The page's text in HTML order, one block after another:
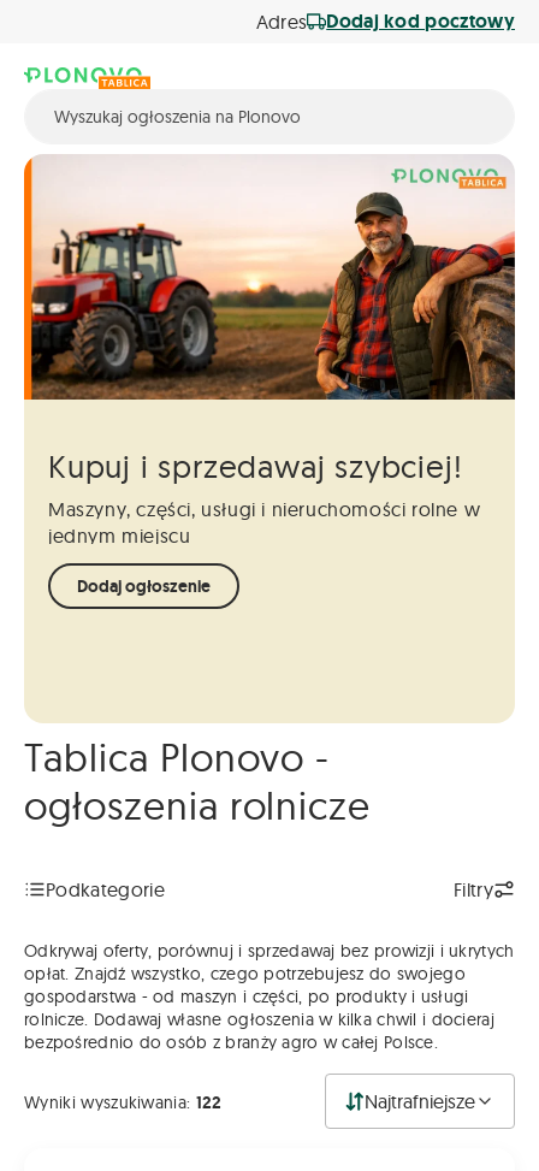
Adres Dodaj kod pocztowy
Kupuj i sprzedawaj szybciej!
Maszyny, części, usługi i nieruchomości rolne w
jednym miejscu
Dodaj ogłoszenie
Tablica Plonovo -
ogłoszenia rolnicze
Podkategorie Filtry
Odkrywaj oferty, porównuj i sprzedawaj bez prowizji i ukrytych
opłat. Znajdź wszystko, czego potrzebujesz do swojego
gospodarstwa - od maszyn i części, po produkty i usługi
rolnicze. Dodawaj własne ogłoszenia w kilka chwil i docieraj
bezpośrednio do osób z branży agro w całej Polsce.
Wyniki wyszukiwania: 122 Najtrafniejsze